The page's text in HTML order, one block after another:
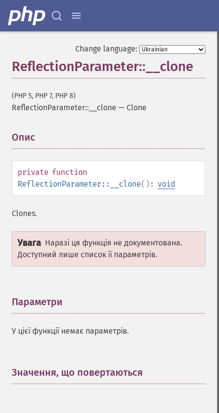
Change language:
ReflectionParameter::__clone
(PHP 5, PHP 7, PHP 8)
ReflectionParameter::__clone — Clone
Опис
private function
ReflectionParameter::__clone(): void
Clones.
Увага Наразі ця функція не документована.
Доступний лише список її параметрів.
Параметри
У цієї функції немає параметрів.
Значення, що повертаються